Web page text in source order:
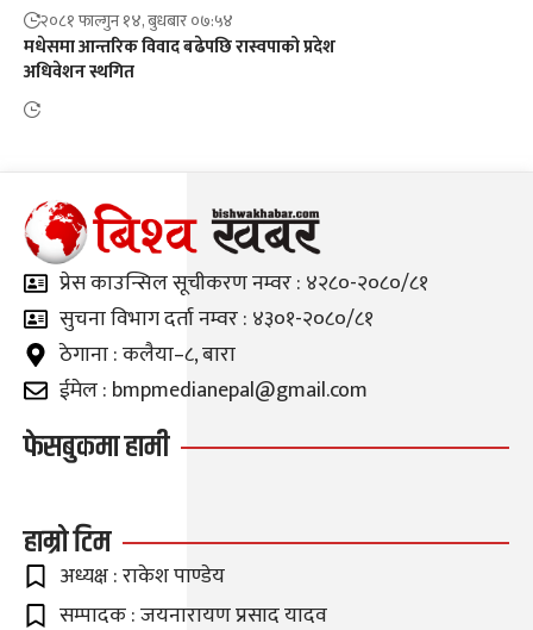
२०८१ फाल्गुन १४, बुधबार ०७:५४
मधेसमा आन्तरिक विवाद बढेपछि रास्वपाको प्रदेश
अधिवेशन स्थगित
प्रेस काउन्सिल सूचीकरण नम्वर : ४२८०-२०८०/८१
सुचना विभाग दर्ता नम्वर : ४३०१-२०८०/८१
ठेगाना : कलैया–८, बारा
ईमेल : bmpmedianepal@gmail.com
फेसबुकमा हामी
हाम्रो टिम
अध्यक्ष : राकेश पाण्डेय
सम्पादक : जयनारायण प्रसाद यादव